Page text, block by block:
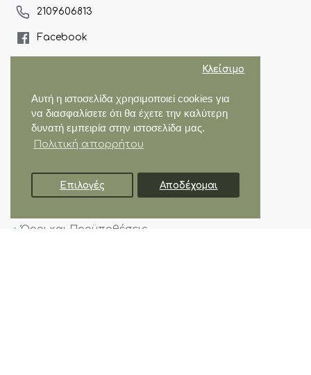
Αυτή η ιστοσελίδα χρησιμοποιεί cookies για
να διασφαλίσετε ότι θα έχετε την καλύτερη
δυνατή εμπειρία στην ιστοσελίδα μας.
Πολιτική απορρήτου
Κλείσιμο
Επιλογές Αποδέχομαι
2109606813
Facebook
Εξυπηρέτηση πελατών
Η εταιρεία
Αποστολές
Επιστροφές
Όροι και Προϋποθέσεις